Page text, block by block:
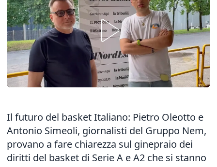
Il futuro del basket Italiano: Pietro Oleotto e
Antonio Simeoli, giornalisti del Gruppo Nem,
provano a fare chiarezza sul ginepraio dei
diritti del basket di Serie A e A2 che si stanno